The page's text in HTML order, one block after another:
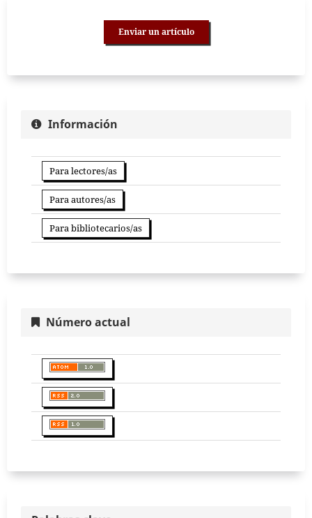
Enviar un artículo
Información
Para lectores/as
Para autores/as
Para bibliotecarios/as
Número actual